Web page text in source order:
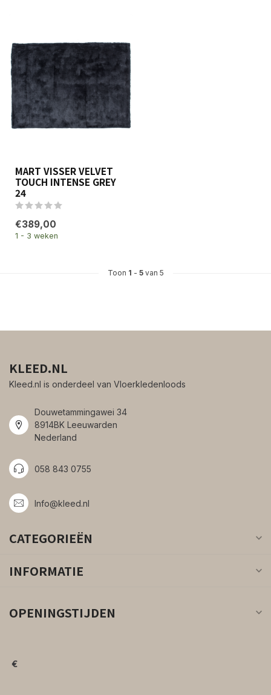
MART VISSER VELVET
TOUCH INTENSE GREY
24
€389,00
1 - 3 weken
Toon 1 - 5van 5
KLEED.NL
Kleed.nl is onderdeel van Vloerkledenloods
Douwetammingawei 34
8914BK Leeuwarden
Nederland
058 843 0755
Info@kleed.nl
CATEGORIEËN
INFORMATIE
OPENINGSTIJDEN
€